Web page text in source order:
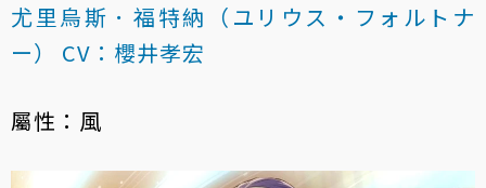
尤里烏斯．福特納（ユリウス・フォルトナ
ー） CV：櫻井孝宏
屬性：風